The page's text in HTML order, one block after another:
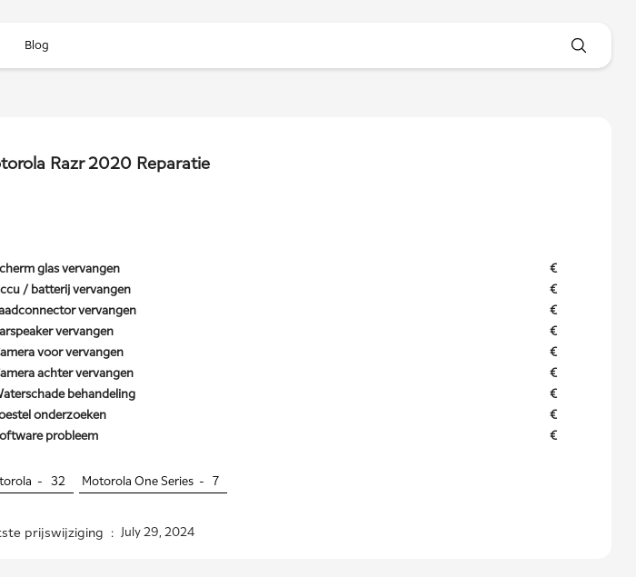
Blog
Razr 2020 Reparatie
glas vervangen
€
/ batterij vervangen
€
vervangen
€
vervangen
€
voor vervangen
€
achter vervangen
€
behandeling
€
onderzoeken
€
probleem
€
- 32 Motorola One Series - 7
prijswijziging : July 29, 2024